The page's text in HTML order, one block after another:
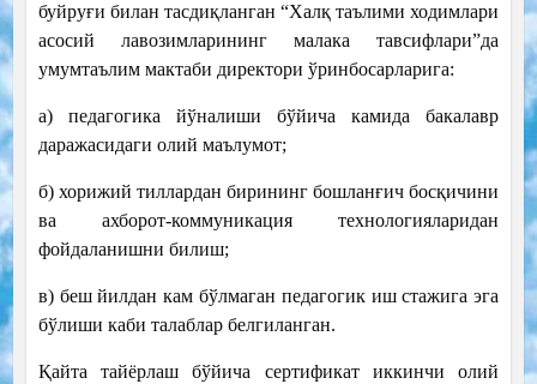
буйруғи билан тасдиқланган “Халқ таълими ходимлари
асосий лавозимларининг малака тавсифлари”да
умумтаълим мактаби директори ўринбосарларига:
а) педагогика йўналиши бўйича камида бакалавр
даражасидаги олий маълумот;
б) хорижий тиллардан бирининг бошланғич босқичини
ва ахборот-коммуникация технологияларидан
фойдаланишни билиш;
в) беш йилдан кам бўлмаган педагогик иш стажига эга
бўлиши каби талаблар белгиланган.
Қайта тайёрлаш бўйича сертификат иккинчи олий